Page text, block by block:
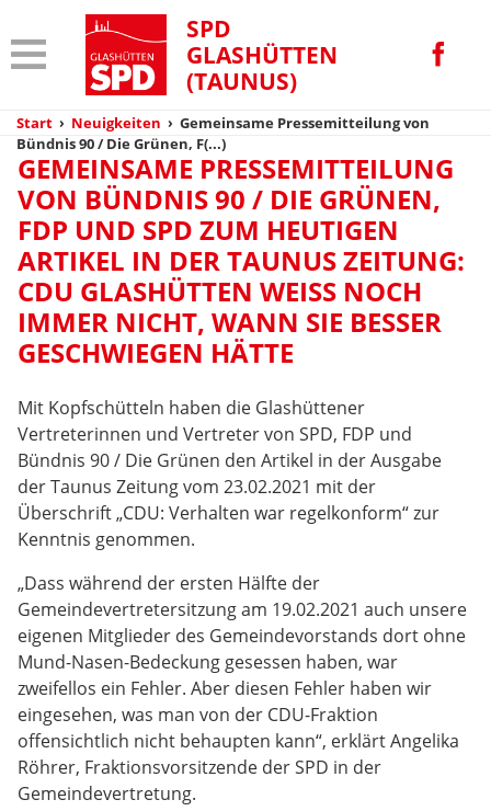
SPD
GLASHÜTTEN
(TAUNUS)
Start › Neuigkeiten › Gemeinsame Pressemitteilung von
Bündnis 90 / Die Grünen, F(...)
GEMEINSAME PRESSEMITTEILUNG
VON BÜNDNIS 90 / DIE GRÜNEN,
FDP UND SPD ZUM HEUTIGEN
ARTIKEL IN DER TAUNUS ZEITUNG:
CDU GLASHÜTTEN WEISS NOCH I
MMER NICHT, WANN SIE BESSER G
ESCHWIEGEN HÄTTE
Mit Kopfschütteln haben die Glashüttener
Vertreterinnen und Vertreter von SPD, FDP und
Bündnis 90 / Die Grünen den Artikel in der Ausgabe
der Taunus Zeitung vom 23.02.2021 mit der
Überschrift „CDU: Verhalten war regelkonform“ zur
Kenntnis genommen.
„Dass während der ersten Hälfte der
Gemeindevertretersitzung am 19.02.2021 auch unsere
eigenen Mitglieder des Gemeindevorstands dort ohne
Mund-Nasen-Bedeckung gesessen haben, war
zweifellos ein Fehler. Aber diesen Fehler haben wir
eingesehen, was man von der CDU-Fraktion
offensichtlich nicht behaupten kann“, erklärt Angelika
Röhrer, Fraktionsvorsitzende der SPD in der
Gemeindevertretung.